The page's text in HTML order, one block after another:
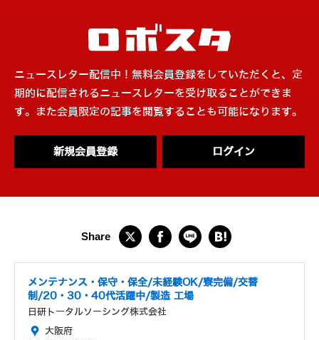
ニュースレター配信中！無料会員登録をしていただくと、定
期的に配信されるニュースレターを受け取ることができま
す。また会員限定の記事を閲覧することも可能になります。
新規会員登録 ログイン
メンテナンス・保守・保全/未経験OK/寮完備/交替
制/20・30・40代活躍中/製造 工場
日研トータルソーシング株式会社
大阪府